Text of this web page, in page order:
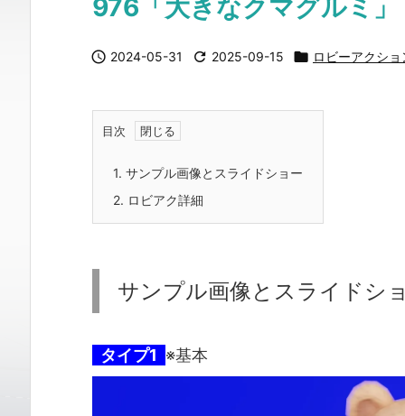
976「大きなクマグルミ」
 2024-05-31  2025-09-15  ロビーアクショ
目次
1. サンプル画像とスライドショー
2. ロビアク詳細
サンプル画像とスライドシ
タイプ1 ※基本